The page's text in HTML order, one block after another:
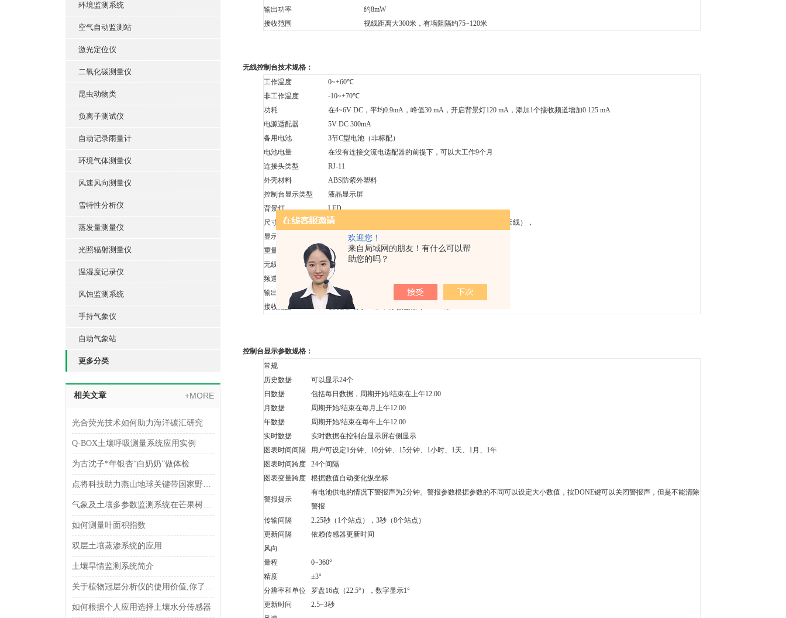
欢迎您！
来自局域网的朋友！有什么可以帮
助您的吗？
环境监测系统
空气自动监测站
激光定位仪
二氧化碳测量仪
昆虫动物类
负离子测试仪
自动记录雨量计
环境气体测量仪
风速风向测量仪
雪特性分析仪
蒸发量测量仪
光照辐射测量仪
温湿度记录仪
风蚀监测系统
手持气象仪
自动气象站
更多分类
相关文章 +MORE
光合荧光技术如何助力海洋碳汇研究
Q-BOX土壤呼吸测量系统应用实例
为古沈子*年银杏“白奶奶”做体检
点将科技助力燕山地球关键带国家野外科学观测研究站
气象及土壤多参数监测系统在芒果树林地的应用
如何测量叶面积指数
双层土壤蒸渗系统的应用
土壤旱情监测系统简介
关于植物冠层分析仪的使用价值,你了解多少?
如何根据个人应用选择土壤水分传感器
输出功率
约8mW
接收范围
视线距离大300米，有墙阻隔约75~120米
无线控制台技术规格：
工作温度
0~+60℃
非工作温度
-10~+70℃
功耗
在4~6V DC，平均0.9mA，峰值30 mA，开启背景灯120 mA，添加1个接收频道增加0.125 mA
电源适配器
5V DC 300mA
备用电池
3节C型电池（非标配）
电池电量
在没有连接交流电适配器的前提下，可以大工作9个月
连接头类型
RJ-11
外壳材料
ABS防紫外塑料
控制台显示类型
液晶显示屏
背景灯
LED
尺寸
270 × 156 × 41毫米（带天线），244 × 156 × 41毫米（不带天线），
显示屏尺寸
151 × 86毫米
重量
0.85 kg（带电池）
无线电接收频率
868.0~868.6MHz
频道数
8个
输出功率
约8mW
接收范围
视线距离大300米，有墙阻隔约60~120米
控制台显示参数规格：
常规
历史数据
可以显示24个
日数据
包括每日数据，周期开始/结束在上午12.00
月数据
周期开始/结束在每月上午12.00
年数据
周期开始/结束在每年上午12.00
实时数据
实时数据在控制台显示屏右侧显示
图表时间间隔
用户可设定1分钟、10分钟、15分钟、1小时、1天、1月、1年
图表时间跨度
24个间隔
图表变量跨度
根据数值自动变化纵坐标
警报提示
有电池供电的情况下警报声为2分钟。警报参数根据参数的不同可以设定大小数值，按DONE键可以关闭警报声，但是不能清除
警报
传输间隔
2.25秒（1个站点），3秒（8个站点）
更新间隔
依赖传感器更新时间
风向
量程
0~360°
精度
±3°
分辨率和单位
罗盘16点（22.5°），数字显示1°
更新时间
2.5~3秒